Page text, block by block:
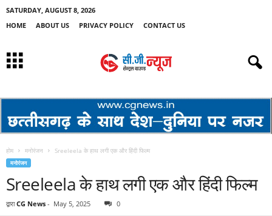
SATURDAY, AUGUST 8, 2026
HOME
ABOUT US PRIVACY POLICY CONTACT US
होम मनोरंजन Sreeleela के हाथ लगी एक और हिंदी फिल्म
मनोरंजन
Sreeleela के हाथ लगी एक और हिंदी फिल्म
द्वारा CG News - May 5, 2025 0